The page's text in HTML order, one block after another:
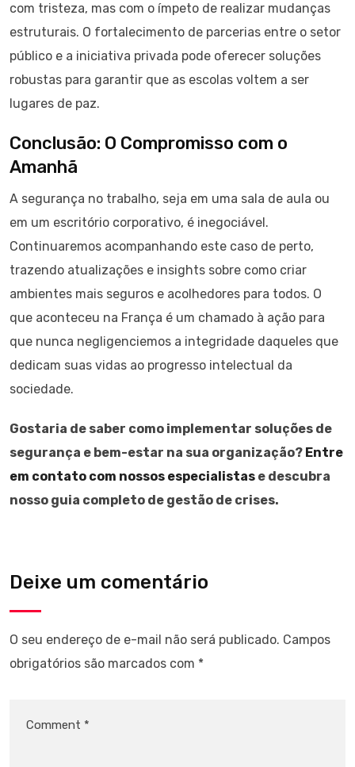
com tristeza, mas com o ímpeto de realizar mudanças
estruturais. O fortalecimento de parcerias entre o setor
público e a iniciativa privada pode oferecer soluções
robustas para garantir que as escolas voltem a ser
lugares de paz.
Conclusão: O Compromisso com o
Amanhã
A segurança no trabalho, seja em uma sala de aula ou
em um escritório corporativo, é inegociável.
Continuaremos acompanhando este caso de perto,
trazendo atualizações e insights sobre como criar
ambientes mais seguros e acolhedores para todos. O
que aconteceu na França é um chamado à ação para
que nunca negligenciemos a integridade daqueles que
dedicam suas vidas ao progresso intelectual da
sociedade.
Gostaria de saber como implementar soluções de
segurança e bem-estar na sua organização? Entre
em contato com nossos especialistas e descubra
nosso guia completo de gestão de crises.
Deixe um comentário
O seu endereço de e-mail não será publicado. Campos
obrigatórios são marcados com *